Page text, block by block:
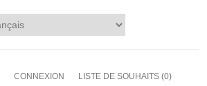
CONNEXION LISTE DE SOUHAITS (0)